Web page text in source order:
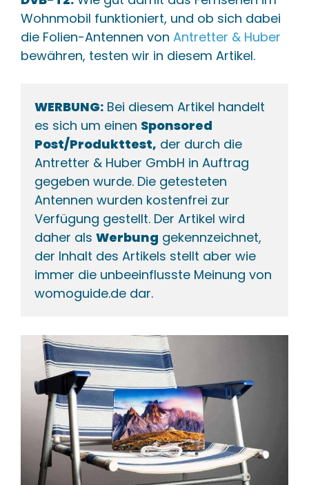
Wohnmobil funktioniert, und ob sich dabei
die Folien-Antennen von Antretter & Huber
bewähren, testen wir in diesem Artikel.
WERBUNG: Bei diesem Artikel handelt
es sich um einen Sponsored
Post/Produkttest, der durch die
Antretter & Huber GmbH in Auftrag
gegeben wurde. Die getesteten
Antennen wurden kostenfrei zur
Verfügung gestellt. Der Artikel wird
daher als Werbung gekennzeichnet,
der Inhalt des Artikels stellt aber wie
immer die unbeeinflusste Meinung von
womoguide.de dar.